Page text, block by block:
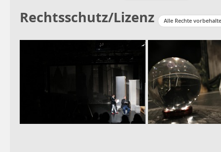
Rechtsschutz/Lizenz
Alle Rechte